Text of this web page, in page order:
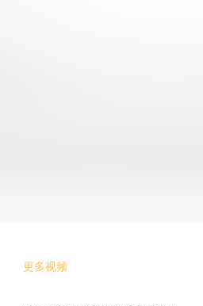
更多视频